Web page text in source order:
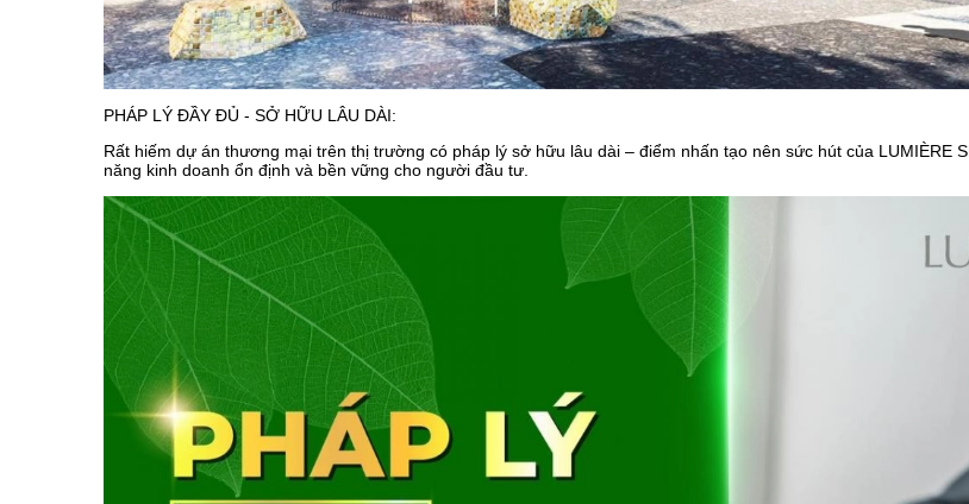
PHÁP LÝ ĐẦY ĐỦ - SỞ HỮU LÂU DÀI:
Rất hiếm dự án thương mại trên thị trường có pháp lý sở hữu lâu dài – điểm nhấn tạo nên sức hút của LUMIÈRE
năng kinh doanh ổn định và bền vững cho người đầu tư.